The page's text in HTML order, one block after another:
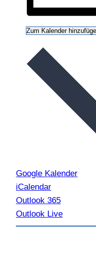
Zum Kalender
Google Kalender
iCalendar
Outlook 365
Outlook Live